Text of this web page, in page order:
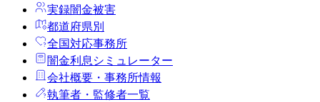
実録闇金被害
都道府県別
全国対応事務所
闇金利息シミュレーター
会社概要・事務所情報
執筆者・監修者一覧